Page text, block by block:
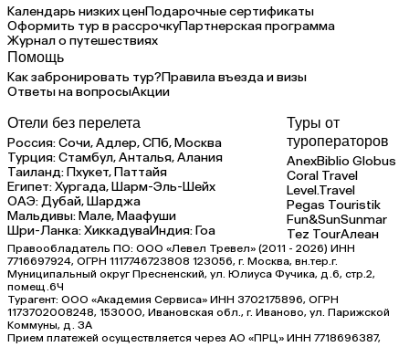
Календарь низких ценПодарочные сертификаты
Оформить тур в рассрочкуПартнерская программа
Журнал о путешествиях
Помощь
Как забронировать тур?Правила въезда и визы
Ответы на вопросыАкции
Отели без перелета
Россия:Сочи,Адлер,СПб,Москва
Турция:Стамбул,Анталья,Алания
Таиланд:Пхукет,Паттайя
Египет:Хургада,Шарм-Эль-Шейх
ОАЭ:Дубай,Шарджа
Мальдивы:Мале,Маафуши
Шри-Ланка:ХиккадуваИндия:Гоа
Туры от
туроператоров
AnexBiblio Globus
Coral Travel
Level.Travel
Pegas Touristik
Fun&SunSunmar
Tez TourАлеан
Правообладатель ПО: ООО «Левел Тревел» (2011 - 2026) ИНН
7716697924, ОГРН 1117746723808 123056, г. Москва, вн.тер.г.
Муниципальный округ Пресненский, ул. Юлиуса Фучика, д.6, стр.2,
помещ.6Ч
Турагент: ООО «Академия Сервиса» ИНН 3702175896, ОГРН
1173702008248, 153000, Ивановская обл., г. Иваново, ул. Парижской
Коммуны, д. ЗА
Прием платежей осуществляется через АО «ПРЦ» ИНН 7718696387,